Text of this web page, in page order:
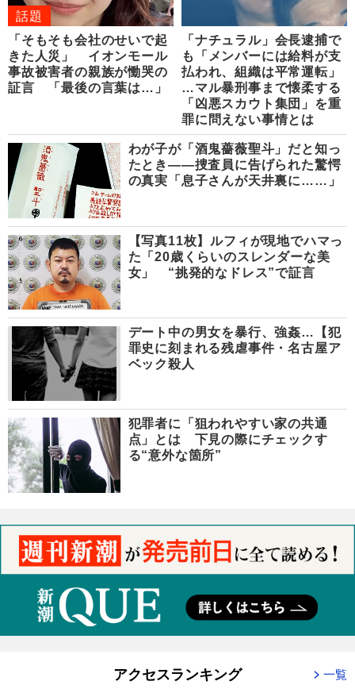
話題
「そもそも会社のせいで起
きた人災」 イオンモール
事故被害者の親族が慟哭の
証言 「最後の言葉は…」
「ナチュラル」会長逮捕で
も「メンバーには給料が支
払われ、組織は平常運転」
…マル暴刑事まで懐柔する
「凶悪スカウト集団」を重
罪に問えない事情とは
わが子が「酒鬼薔薇聖斗」だと知っ
たとき――捜査員に告げられた驚愕
の真実「息子さんが天井裏に……」
【写真11枚】ルフィが現地でハマっ
た「20歳くらいのスレンダーな美
女」 “挑発的なドレス”で証言
デート中の男女を暴行、強姦…【犯
罪史に刻まれる残虐事件・名古屋ア
ベック殺人
犯罪者に「狙われやすい家の共通
点」とは 下見の際にチェックす
る“意外な箇所”
アクセスランキング 一覧